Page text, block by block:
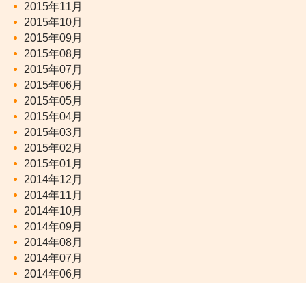
2015年11月
2015年10月
2015年09月
2015年08月
2015年07月
2015年06月
2015年05月
2015年04月
2015年03月
2015年02月
2015年01月
2014年12月
2014年11月
2014年10月
2014年09月
2014年08月
2014年07月
2014年06月